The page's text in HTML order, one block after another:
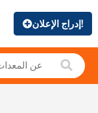
إدراج الإعلان!